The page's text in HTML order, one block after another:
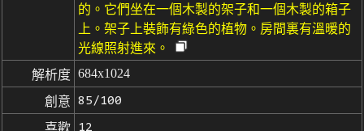
的。它們坐在一個木製的架子和一個木製的箱子
上。架子上裝飾有綠色的植物。房間裏有溫暖的
光線照射進來。
解析度 684x1024
創意 85/100
喜歡 12